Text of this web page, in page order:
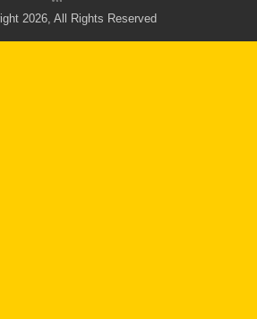
2026, All Rights Reserved